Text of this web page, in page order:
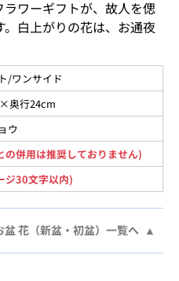
ワーギフトが、故人を偲
白上がりの花は、お通夜
/ワンサイド
奥行24cm
ウ
併用は推奨しておりません)
ジ30文字以内)
盆 花（新盆・初盆）一覧へ